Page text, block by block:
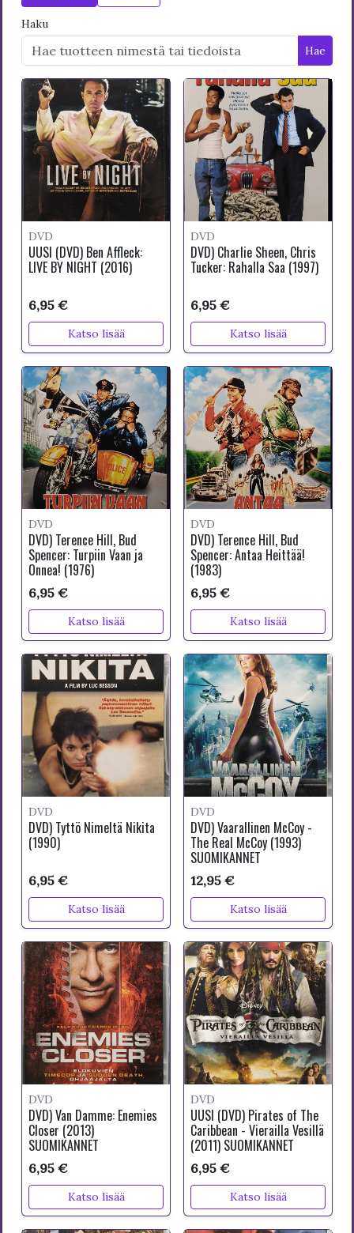
Haku
Hae
DVD
UUSI (DVD) Ben Affleck:
LIVE BY NIGHT (2016)
6,95 €
Katso lisää
DVD
DVD) Charlie Sheen, Chris
Tucker: Rahalla Saa (1997)
6,95 €
Katso lisää
DVD
DVD) Terence Hill, Bud
Spencer: Turpiin Vaan ja
Onnea! (1976)
6,95 €
Katso lisää
DVD
DVD) Terence Hill, Bud
Spencer: Antaa Heittää!
(1983)
6,95 €
Katso lisää
DVD
DVD) Tyttö Nimeltä Nikita
(1990)
6,95 €
Katso lisää
DVD
DVD) Vaarallinen McCoy -
The Real McCoy (1993)
SUOMIKANNET
12,95 €
Katso lisää
DVD
DVD) Van Damme: Enemies
Closer (2013)
SUOMIKANNET
6,95 €
Katso lisää
DVD
UUSI (DVD) Pirates of The
Caribbean - Vierailla Vesillä
(2011) SUOMIKANNET
6,95 €
Katso lisää